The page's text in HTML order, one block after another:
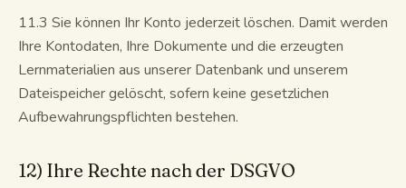
11.3 Sie können Ihr Konto jederzeit löschen. Damit werden
Ihre Kontodaten, Ihre Dokumente und die erzeugten
Lernmaterialien aus unserer Datenbank und unserem
Dateispeicher gelöscht, sofern keine gesetzlichen
Aufbewahrungspflichten bestehen.
12) Ihre Rechte nach der DSGVO